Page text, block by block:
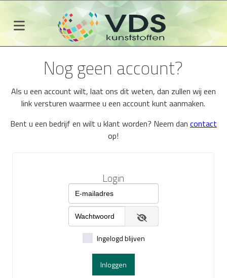
Nog geen account?
Als u een account wilt, laat ons dit weten, dan zullen wij een
link versturen waarmee u een account kunt aanmaken.
Bent u een bedrijf en wilt u klant worden? Neem dan contact
op!
Login
Ingelogd blijven
Inloggen